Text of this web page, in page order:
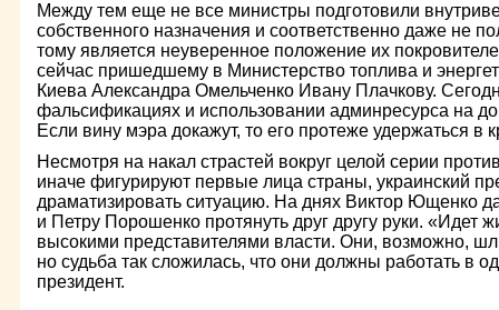
Между тем еще не все министры подготовили
собственного назначения и соответственно даже не
тому является неуверенное положение их
сейчас пришедшему в Министерство топлива и
Киева Александра Омельченко Ивану Плачкову.
фальсификациях и использовании админресурса на
Если вину мэра докажут, то его протеже удержаться в
Несмотря на накал страстей вокруг целой серии
иначе фигурируют первые лица страны, украинский
драматизировать ситуацию. На днях Виктор Ющенко
и Петру Порошенко протянуть друг другу руки. «Идет
высокими представителями власти. Они, возможно,
но судьба так сложилась, что они должны работать в
президент.